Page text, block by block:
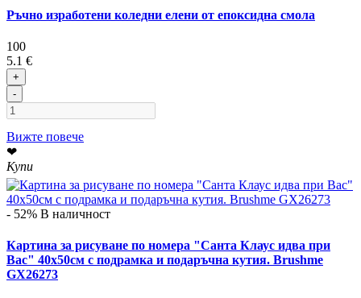
Ръчно изработени коледни елени от епоксидна смола
100
5.1 €
+
-
Вижте повече
❤
Купи
- 52% В наличност
Картина за рисуване по номера "Санта Клаус идва при
Вас" 40х50см с подрамка и подаръчна кутия. Brushme
GX26273